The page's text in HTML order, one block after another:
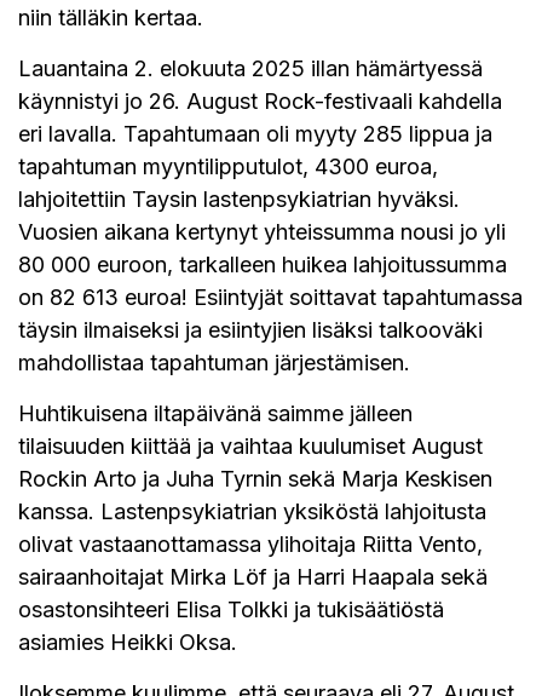
niin tälläkin kertaa.
Lauantaina 2. elokuuta 2025 illan hämärtyessä
käynnistyi jo 26. August Rock-festivaali kahdella
eri lavalla. Tapahtumaan oli myyty 285 lippua ja
tapahtuman myyntilipputulot, 4300 euroa,
lahjoitettiin Taysin lastenpsykiatrian hyväksi.
Vuosien aikana kertynyt yhteissumma nousi jo yli
80 000 euroon, tarkalleen huikea lahjoitussumma
on 82 613 euroa! Esiintyjät soittavat tapahtumassa
täysin ilmaiseksi ja esiintyjien lisäksi talkooväki
mahdollistaa tapahtuman järjestämisen.
Huhtikuisena iltapäivänä saimme jälleen
tilaisuuden kiittää ja vaihtaa kuulumiset August
Rockin Arto ja Juha Tyrnin sekä Marja Keskisen
kanssa. Lastenpsykiatrian yksiköstä lahjoitusta
olivat vastaanottamassa ylihoitaja Riitta Vento,
sairaanhoitajat Mirka Löf ja Harri Haapala sekä
osastonsihteeri Elisa Tolkki ja tukisäätiöstä
asiamies Heikki Oksa.